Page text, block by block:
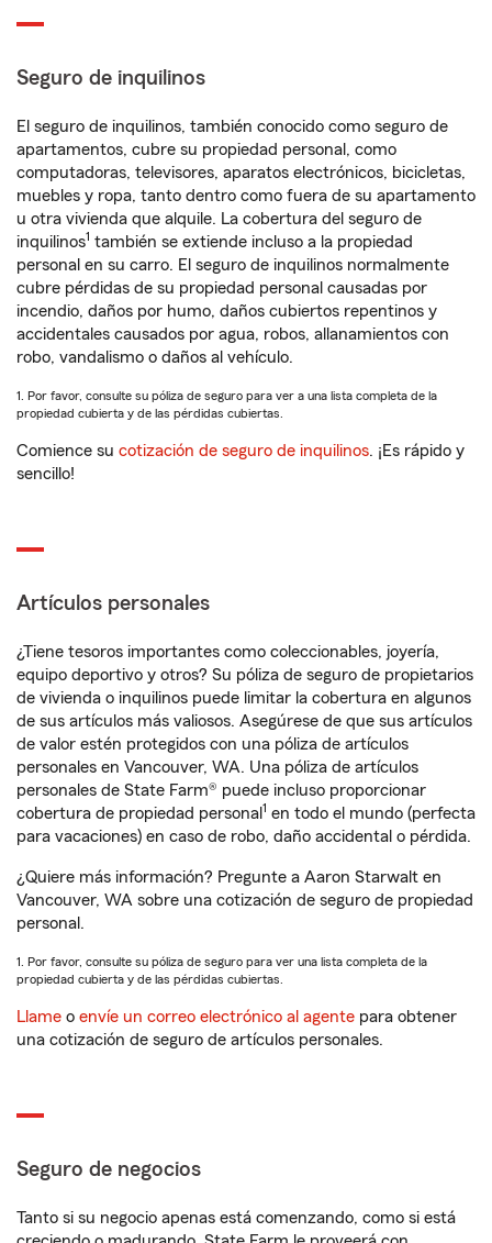
Seguro de inquilinos
El seguro de inquilinos, también conocido como seguro de
apartamentos, cubre su propiedad personal, como
computadoras, televisores, aparatos electrónicos, bicicletas,
muebles y ropa, tanto dentro como fuera de su apartamento
u otra vivienda que alquile. La cobertura del seguro de
inquilinos1 también se extiende incluso a la propiedad
personal en su carro. El seguro de inquilinos normalmente
cubre pérdidas de su propiedad personal causadas por
incendio, daños por humo, daños cubiertos repentinos y
accidentales causados por agua, robos, allanamientos con
robo, vandalismo o daños al vehículo.
1. Por favor, consulte su póliza de seguro para ver a una lista completa de la
propiedad cubierta y de las pérdidas cubiertas.
Comience su cotización de seguro de inquilinos. ¡Es rápido y
sencillo!
Artículos personales
¿Tiene tesoros importantes como coleccionables, joyería,
equipo deportivo y otros? Su póliza de seguro de propietarios
de vivienda o inquilinos puede limitar la cobertura en algunos
de sus artículos más valiosos. Asegúrese de que sus artículos
de valor estén protegidos con una póliza de artículos
personales en Vancouver, WA. Una póliza de artículos
personales de State Farm® puede incluso proporcionar
cobertura de propiedad personal 1 en todo el mundo (perfecta
para vacaciones) en caso de robo, daño accidental o pérdida.
¿Quiere más información? Pregunte a Aaron Starwalt en
Vancouver, WA sobre una cotización de seguro de propiedad
personal.
1. Por favor, consulte su póliza de seguro para ver una lista completa de la
propiedad cubierta y de las pérdidas cubiertas.
Llame o envíe un correo electrónico al agente para obtener
una cotización de seguro de artículos personales.
Seguro de negocios
Tanto si su negocio apenas está comenzando, como si está